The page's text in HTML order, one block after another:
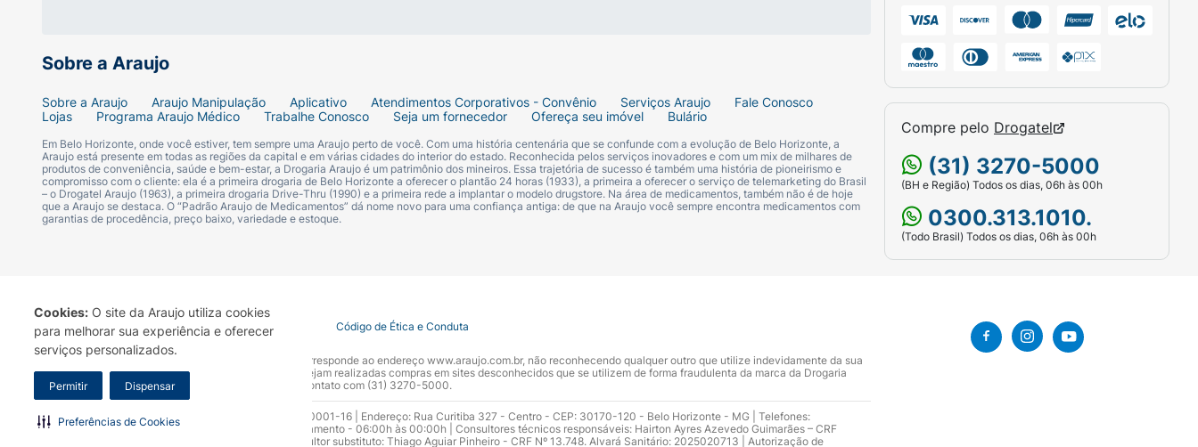
Cookies: O site da Araujo utiliza cookies
para melhorar sua experiência e oferecer
serviços personalizados.
Permitir Dispensar
Preferências de Cookies
Sobre a Araujo
Sobre a Araujo Araujo Manipulação Aplicativo Atendimentos Corporativos - Convênio Serviços Araujo
Fale Conosco
Lojas
Programa Araujo Médico Trabalhe Conosco Seja um fornecedor Ofereça seu imóvel Bulário
Em Belo Horizonte, onde você estiver, tem sempre uma Araujo perto de você. Com uma história centenária que se confunde com a evolução de Belo Horizonte, a
Araujo está presente em todas as regiões da capital e em várias cidades do interior do estado. Reconhecida pelos serviços inovadores e com um mix de milhares de
produtos de conveniência, saúde e bem-estar, a Drogaria Araujo é um patrimônio dos mineiros. Essa trajetória de sucesso é também uma história de pioneirismo e
compromisso com o cliente: ela é a primeira drogaria de Belo Horizonte a oferecer o plantão 24 horas (1933), a primeira a oferecer o serviço de telemarketing do Brasil
– o Drogatel Araujo (1963), a primeira drogaria Drive-Thru (1990) e a primeira rede a implantar o modelo drugstore. Na área de medicamentos, também não é de hoje
que a Araujo se destaca. O “Padrão Araujo de Medicamentos” dá nome novo para uma confiança antiga: de que na Araujo você sempre encontra medicamentos com
garantias de procedência, preço baixo, variedade e estoque.
Compre pelo Drogatel
(31) 3270-5000
(BH e Região) Todos os dias, 06h às 00h
0300.313.1010.
(Todo Brasil) Todos os dias, 06h às 00h
Termo de Uso Portal da Privacidade Covid-19 Código de Ética e Conduta
A Drogaria Araujo S/A informa que o seu site oficial corresponde ao endereço www.araujo.com.br, não reconhecendo qualquer outro que utilize indevidamente da sua
marca. Para sua segurança recomendamos que não sejam realizadas compras em sites desconhecidos que se utilizem de forma fraudulenta da marca da Drogaria
Araujo S.A. Em caso de dúvidas, gentileza entrar em contato com (31) 3270-5000.
Razão Social: Drogaria Araujo S.A | CNPJ: 17.256.512.0001-16 | Endereço: Rua Curitiba 327 - Centro - CEP: 30170-120 - Belo Horizonte - MG | Telefones:
0300.313.1010 e (31) 3270-5000 Horário de funcionamento - 06:00h às 00:00h | Consultores técnicos responsáveis: Hairton Ayres Azevedo Guimarães – CRF
10.965 | Yasmin Silva Alvarenga – CRF 52.584 - Consultor substituto: Thiago Aguiar Pinheiro - CRF Nº 13.748. Alvará Sanitário: 2025020713 | Autorização de